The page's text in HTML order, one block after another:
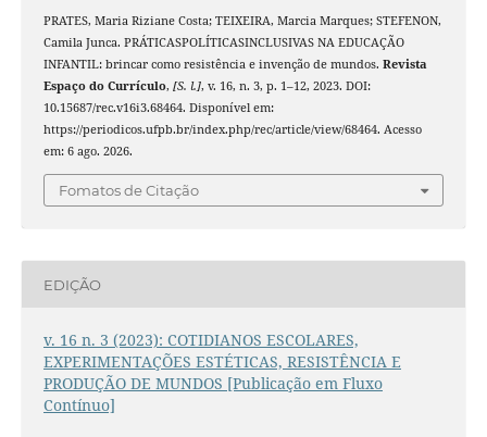
PRATES, Maria Riziane Costa; TEIXEIRA, Marcia Marques; STEFENON,
Camila Junca. PRÁTICASPOLÍTICASINCLUSIVAS NA EDUCAÇÃO
INFANTIL: brincar como resistência e invenção de mundos. Revista
Espaço do Currículo, [S. l.], v. 16, n. 3, p. 1–12, 2023. DOI:
10.15687/rec.v16i3.68464. Disponível em:
https://periodicos.ufpb.br/index.php/rec/article/view/68464. Acesso
em: 6 ago. 2026.
Fomatos de Citação
EDIÇÃO
v. 16 n. 3 (2023): COTIDIANOS ESCOLARES,
EXPERIMENTAÇÕES ESTÉTICAS, RESISTÊNCIA E
PRODUÇÃO DE MUNDOS [Publicação em Fluxo
Contínuo]